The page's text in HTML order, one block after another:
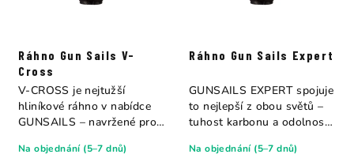
Ráhno Gun Sails V-
Cross
Na objednání (5–7 dnů)
V-CROSS je nejtužší
hliníkové ráhno v nabídce
GUNSAILS – navržené pro
Ráhno Gun Sails Expert
Na objednání (5–7 dnů)
GUNSAILS EXPERT spojuje
to nejlepší z obou světů –
tuhost karbonu a odolnost